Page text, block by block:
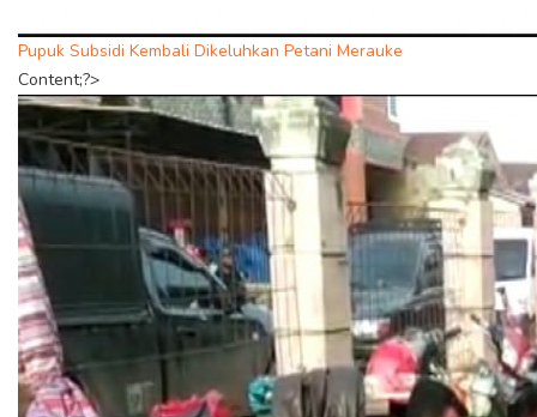
Pupuk Subsidi Kembali Dikeluhkan Petani Merauke
Content;?>